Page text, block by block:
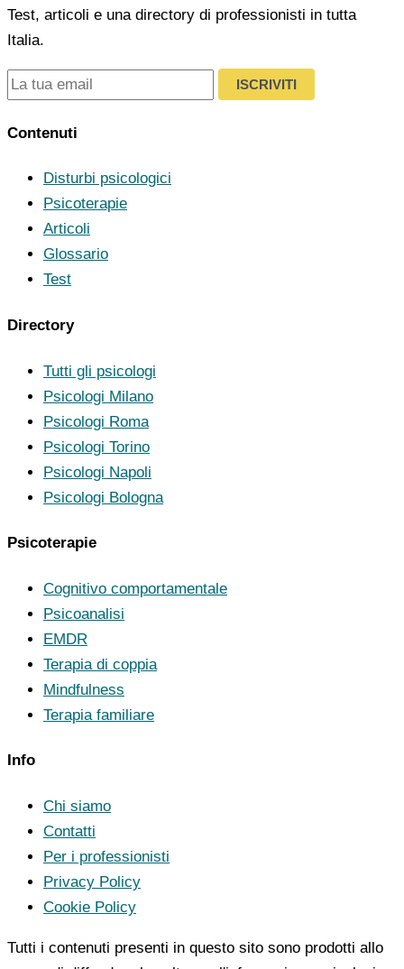
Test, articoli e una directory di professionisti in tutta
Italia.
ISCRIVITI
Contenuti
Disturbi psicologici
Psicoterapie
Articoli
Glossario
Test
Directory
Tutti gli psicologi
Psicologi Milano
Psicologi Roma
Psicologi Torino
Psicologi Napoli
Psicologi Bologna
Psicoterapie
Cognitivo comportamentale
Psicoanalisi
EMDR
Terapia di coppia
Mindfulness
Terapia familiare
Info
Chi siamo
Contatti
Per i professionisti
Privacy Policy
Cookie Policy
Tutti i contenuti presenti in questo sito sono prodotti allo